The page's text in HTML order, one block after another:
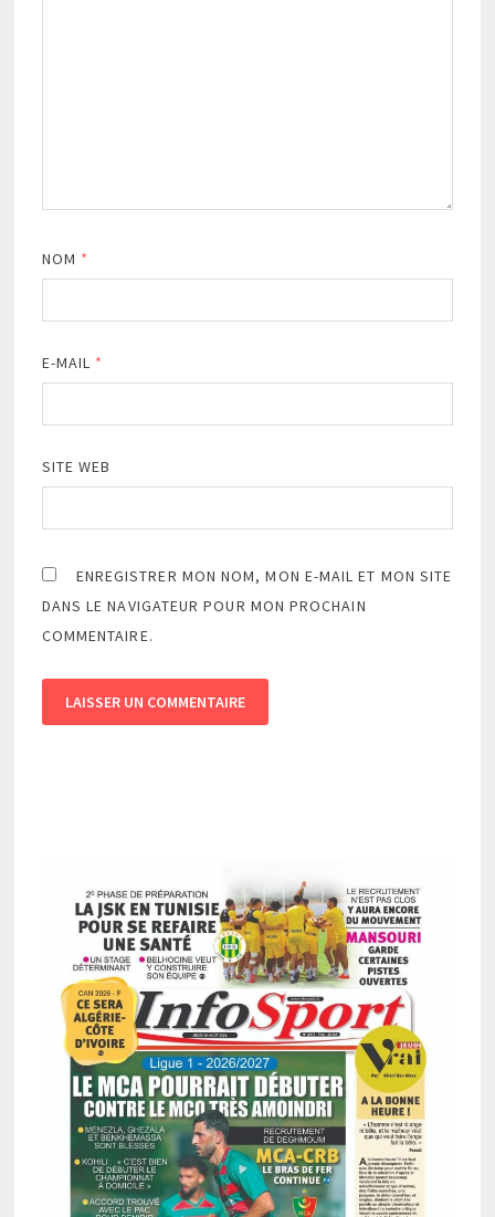
NOM *
E-MAIL *
SITE WEB
ENREGISTRER MON NOM, MON E-MAIL ET MON SITE
DANS LE NAVIGATEUR POUR MON PROCHAIN
COMMENTAIRE.